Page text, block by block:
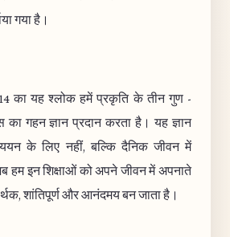
गया है।
14 का यह श्लोक हमें प्रकृति के तीन गुण -
गहन ज्ञान प्रदान करता है। यह ज्ञान
के लिए नहीं, बल्कि दैनिक जीवन में
हम इन शिक्षाओं को अपने जीवन में अपनाते
शांतिपूर्ण और आनंदमय बन जाता है।